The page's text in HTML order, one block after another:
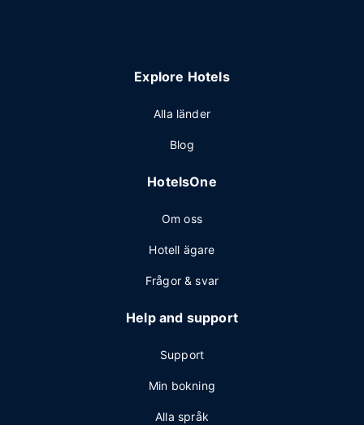
Explore Hotels
Alla länder
Blog
HotelsOne
Om oss
Hotell ägare
Frågor & svar
Help and support
Support
Min bokning
Alla språk